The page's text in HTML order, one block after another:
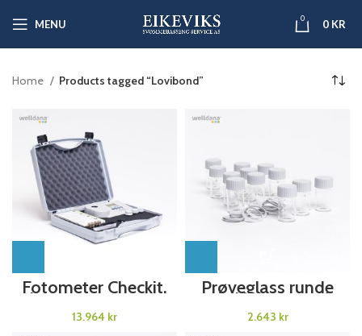
MENU 0 0 KR
Home Products tagged “Lovibond”
Fotometer Checkit.
Cl, pH, Cys. MD200
kr
Prøveglass runde
med lokk (12 stk)
kr